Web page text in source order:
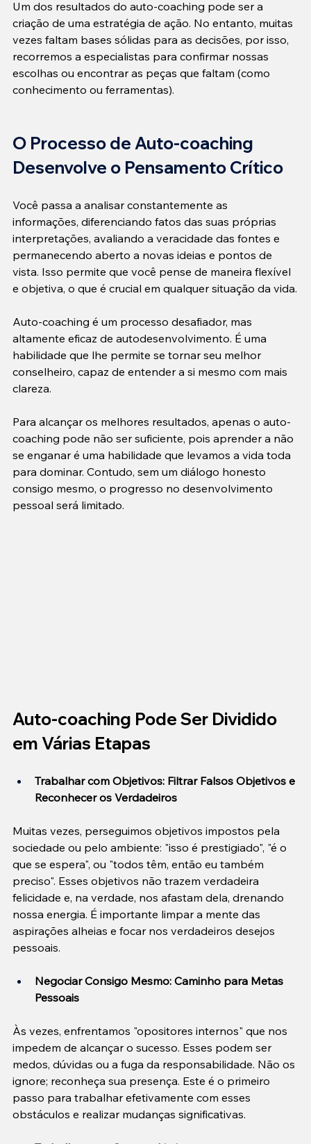
Um dos resultados do auto-coaching pode ser a
criação de uma estratégia de ação. No entanto, muitas
vezes faltam bases sólidas para as decisões, por isso,
recorremos a especialistas para confirmar nossas
escolhas ou encontrar as peças que faltam (como
conhecimento ou ferramentas).
O Processo de Auto-coaching
Desenvolve o Pensamento Crítico
Você passa a analisar constantemente as
informações, diferenciando fatos das suas próprias
interpretações, avaliando a veracidade das fontes e
permanecendo aberto a novas ideias e pontos de
vista. Isso permite que você pense de maneira flexível
e objetiva, o que é crucial em qualquer situação da vida.
Auto-coaching é um processo desafiador, mas
altamente eficaz de autodesenvolvimento. É uma
habilidade que lhe permite se tornar seu melhor
conselheiro, capaz de entender a si mesmo com mais
clareza.
Para alcançar os melhores resultados, apenas o auto-
coaching pode não ser suficiente, pois aprender a não
se enganar é uma habilidade que levamos a vida toda
para dominar. Contudo, sem um diálogo honesto
consigo mesmo, o progresso no desenvolvimento
pessoal será limitado.
Auto-coaching Pode Ser Dividido
em Várias Etapas
Trabalhar com Objetivos: Filtrar Falsos Objetivos e
Reconhecer os Verdadeiros
Muitas vezes, perseguimos objetivos impostos pela
sociedade ou pelo ambiente: "isso é prestigiado", "é o
que se espera", ou "todos têm, então eu também
preciso". Esses objetivos não trazem verdadeira
felicidade e, na verdade, nos afastam dela, drenando
nossa energia. É importante limpar a mente das
aspirações alheias e focar nos verdadeiros desejos
pessoais.
Negociar Consigo Mesmo: Caminho para Metas
Pessoais
Às vezes, enfrentamos "opositores internos" que nos
impedem de alcançar o sucesso. Esses podem ser
medos, dúvidas ou a fuga da responsabilidade. Não os
ignore; reconheça sua presença. Este é o primeiro
passo para trabalhar efetivamente com esses
obstáculos e realizar mudanças significativas.